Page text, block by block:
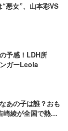
悪女”、山本彩VS
予感！LDH所
ガーLeola
あの子は誰？おも
崎綾が全国で熱視